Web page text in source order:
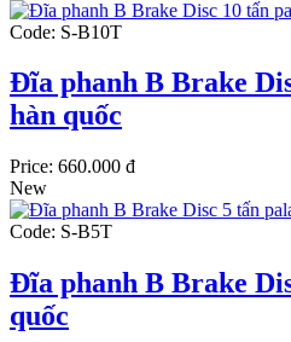
Code: S-B10T
Đĩa phanh B Brake
hàn quốc
Price: 660.000 đ
New
Code: S-B5T
Đĩa phanh B Brake
quốc